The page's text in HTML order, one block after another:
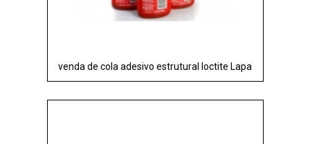
venda de cola adesivo estrutural loctite Lapa